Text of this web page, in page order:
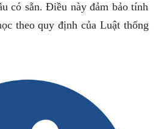
có sẵn. Điều này đảm bảo tính
theo quy định của Luật thống